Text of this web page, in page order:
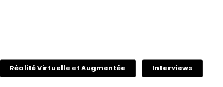
Réalité Virtuelle et Augmentée Interviews